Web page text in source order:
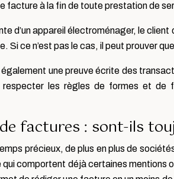
facture à la fin de toute prestation de
d’un appareil électroménager, le
Si ce n’est pas le cas, il peut prouver
une preuve écrite des
respecter les règles de formes et de
factures : sont-ils
précieux, de plus en plus de
comportent déjà certaines mentions